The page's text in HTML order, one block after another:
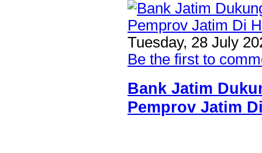
Tuesday, 28 July
Be the first to
Bank Jatim
Pemprov Jatim